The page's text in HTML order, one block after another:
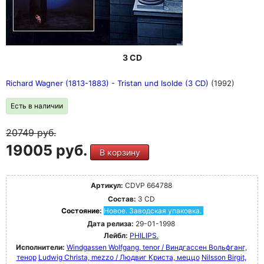
3 CD
Richard Wagner (1813-1883) - Tristan und Isolde (3 CD) (1992)
Есть в наличии
20749руб.
19005 руб. В корзину
Артикул: CDVP 664788
Состав: 3 CD
Состояние: Новое. Заводская упаковка.
Дата релиза: 29-01-1998
Лейбл: PHILIPS.
Исполнители: Windgassen Wolfgang, tenor / Виндгассен Вольфганг,
тенор Ludwig Christa, mezzo / Людвиг Криста, меццо Nilsson Birgit,